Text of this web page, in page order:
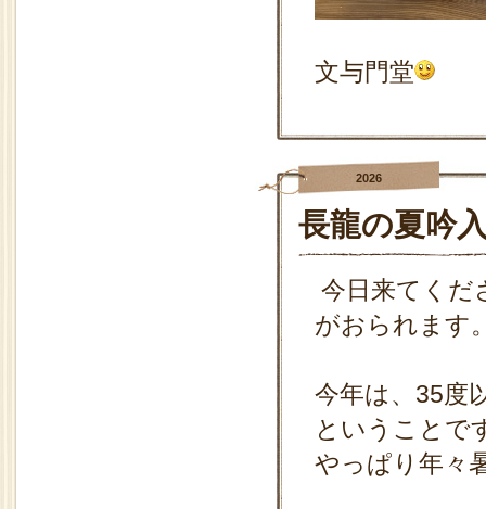
文与門堂
2026
長龍の夏吟
今日来てくだ
がおられます
今年は、35度
ということで
やっぱり年々